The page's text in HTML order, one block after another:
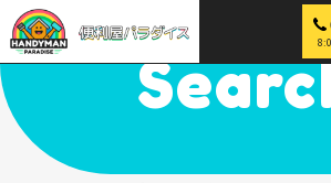
便利屋パラダイス > 探す 紋別市